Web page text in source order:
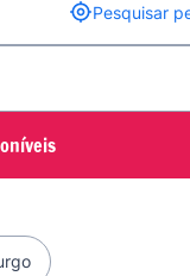
Pesquisar